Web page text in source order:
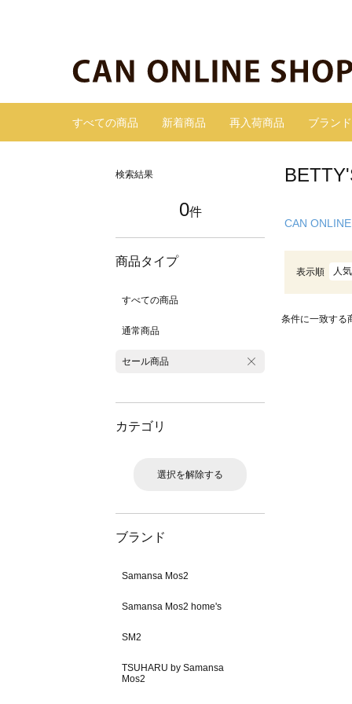
すべての商品 新着商品 再入荷商品 ブランド
検索結果
0件
商品タイプ
すべての商品
通常商品
セール商品
カテゴリ
選択を解除する
ブランド
Samansa Mos2
Samansa Mos2 home's
SM2
TSUHARU by Samansa
Mos2
CAN
表示順 人
条件に一致する